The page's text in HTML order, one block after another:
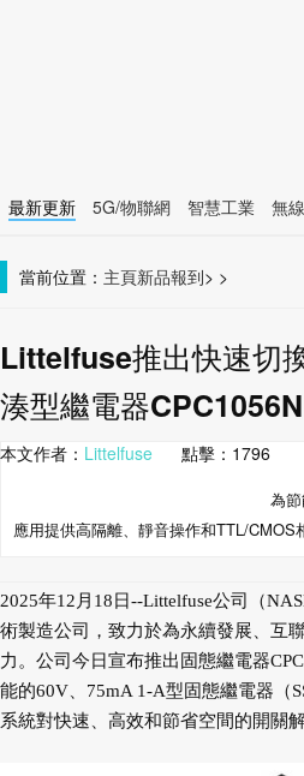
最新更新 5G/物聯網 智慧工業 無
當前位置： 主頁 >
新品報到 >
Littelfuse推出快速切
湊型繼電器CPC1056N
本文作者： Littelfuse 點擊： 1796
為
應用提供高隔離、靜音操作和TTL/CMOS
2025年12月18日--Littelfuse公司（
術製造公司，致力於為永續發展、互
力。公司今日宣布推出固態繼電器
能的60V、75mA 1-A型固態繼電器（
系統對快速、高效和節省空間的開關